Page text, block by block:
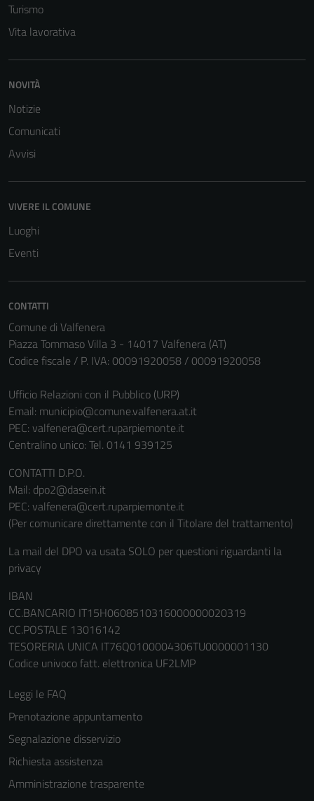
Turismo
Vita lavorativa
NOVITÀ
Notizie
Comunicati
Avvisi
VIVERE IL COMUNE
Luoghi
Eventi
CONTATTI
Comune di Valfenera
Piazza Tommaso Villa 3 - 14017 Valfenera (AT)
Codice fiscale / P. IVA: 00091920058 / 00091920058
Ufficio Relazioni con il Pubblico (URP)
Email: municipio@comune.valfenera.at.it
PEC: valfenera@cert.ruparpiemonte.it
Centralino unico: Tel. 0141 939125
CONTATTI D.P.O.
Mail: dpo2@dasein.it
PEC: valfenera@cert.ruparpiemonte.it
(Per comunicare direttamente con il Titolare del trattamento)
La mail del DPO va usata SOLO per questioni riguardanti la
privacy
IBAN
CC.BANCARIO IT15H0608510316000000020319
CC.POSTALE 13016142
TESORERIA UNICA IT76Q0100004306TU0000001130
Codice univoco fatt. elettronica UF2LMP
Leggi le FAQ
Prenotazione appuntamento
Segnalazione disservizio
Richiesta assistenza
Amministrazione trasparente